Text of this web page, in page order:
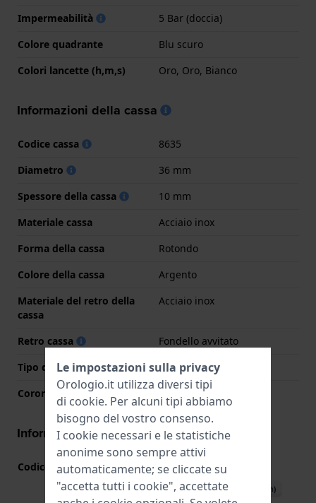
Impermeabilità
5 Bar (doccia)
Colore quadrante
Blu scuro
Colori lancette (h,m,s)
Oro, Oro, Bianco
Informazioni della cassa
Codice cassa
8635
Diametro
36 mm
Spessore della cassa
10 mm
Materiale cassa
Acciaio inox
Forma della cassa
Rotondo
Colore della cassa
Argento
Materiale del retro della
cassa
Acciaio inox
Retro cassa
Fondello avvitato
Tipo di vetro
K1 Minerale
Corona
Corona da estrarre
Informazioni del movimento
Codice Movimento 706.1(Vedi specifiche
Scarica il manuale (English)
Le impostazioni sulla privacy
Orologio.it utilizza diversi tipi
di cookie. Per alcuni tipi abbiamo
bisogno del vostro consenso.
I cookie necessari e le statistiche
anonime sono sempre attivi
automaticamente; se cliccate su
"accetta tutti i cookie", accettate